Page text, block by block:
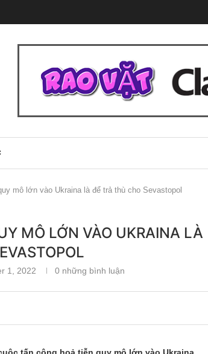
mô lớn vào Ukraina là để trả thù cho Sevastopol
MÔ LỚN VÀO UKRAINA LÀ
1, 2022 0 những bình luận
tấn công hoả tiễn quy mô lớn vào Ukraina